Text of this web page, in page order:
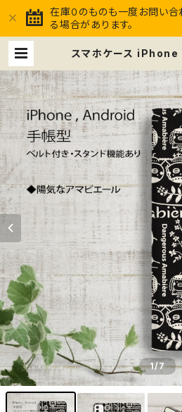
在庫０のものも一度お問い合
る場合があります。
スマホケース
スタンド機能 | ススメ
ket
1/7